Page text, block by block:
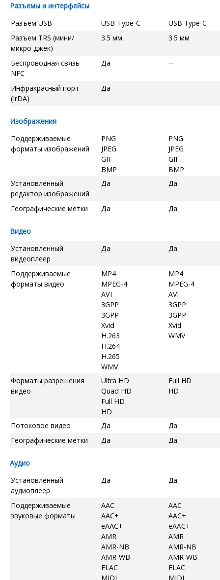
Разъемы и интерфейсы
Разъем USB
USB Type-C
USB Type-C
Разъем TRS (мини/
микро-джек)
3.5 мм 3.5 мм
Беспроводная связь
NFC
Да --
Инфракрасный порт
(IrDA)
Да --
Изображения
Поддерживаемые
форматы изображений
PNG
JPEG
GIF
BMP
PNG
JPEG
GIF
BMP
Установленный
редактор изображений
Да Да
Географические метки Да Да
Видео
Установленный
видеоплеер
Да Да
Поддерживаемые
форматы видео
MP4
MPEG-4
AVI
3GPP
3GPP
Xvid
H.263
H.264
H.265
WMV
MP4
MPEG-4
AVI
3GPP
3GPP
Xvid
WMV
Форматы разрешения
видео
Ultra HD
Quad HD
Full HD
HD
Full HD
HD
Потоковое видео Да
Да
Географические метки
Да Да
Аудио
Установленный
аудиоплеер
Да Да
Поддерживаемые
звуковые форматы
AAC
AAC+
eAAC+
AMR
AMR-NB
AMR-WB
FLAC
MIDI
AAC
AAC+
eAAC+
AMR
AMR-NB
AMR-WB
FLAC
MIDI